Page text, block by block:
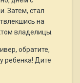
Затем, стал
на
владелицы.
обратите,
ребенка! Дите